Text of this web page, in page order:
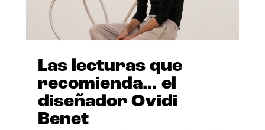
Las lecturas que
recomienda… el
diseñador Ovidi
Benet